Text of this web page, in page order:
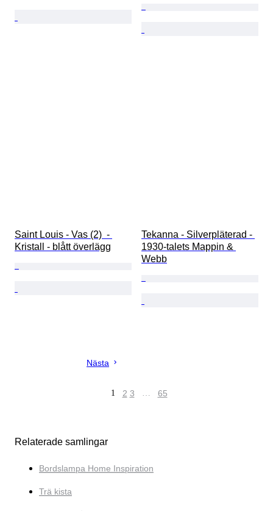
Saint Louis - Vas (2)  -
Kristall - blått överlägg
Tekanna - Silverpläterad -
1930-talets Mappin &
Webb
Nästa
1 2 3 … 65
Relaterade samlingar
Bordslampa Home Inspiration
Trä kista